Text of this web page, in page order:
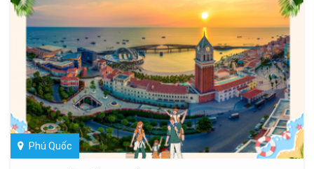
Phú Quốc